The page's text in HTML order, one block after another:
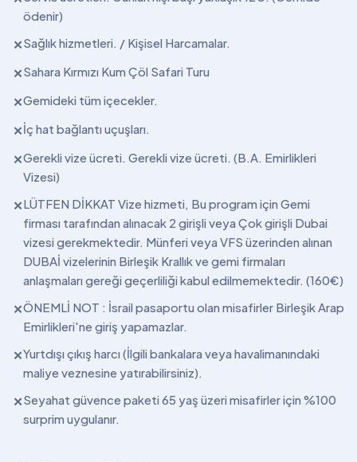
ödenir)
✕Sağlık hizmetleri. / Kişisel Harcamalar.
✕Sahara Kırmızı Kum Çöl Safari Turu
✕Gemideki tüm içecekler.
✕İç hat bağlantı uçuşları.
✕Gerekli vize ücreti. Gerekli vize ücreti. (B.A. Emirlikleri
Vizesi)
✕LÜTFEN DİKKAT Vize hizmeti, Bu program için Gemi
firması tarafından alınacak 2 girişli veya Çok girişli Dubai
vizesi gerekmektedir. Münferi veya VFS üzerinden alınan
DUBAİ vizelerinin Birleşik Krallık ve gemi firmaları
anlaşmaları gereği geçerliliği kabul edilmemektedir. (160€)
✕ÖNEMLİ NOT : İsrail pasaportu olan misafirler Birleşik Arap
Emirlikleri'ne giriş yapamazlar.
✕Yurtdışı çıkış harcı (İlgili bankalara veya havalimanındaki
maliye veznesine yatırabilirsiniz).
✕Seyahat güvence paketi 65 yaş üzeri misafirler için %100
surprim uygulanır.